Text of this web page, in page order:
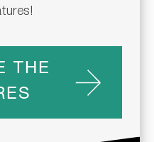
THE